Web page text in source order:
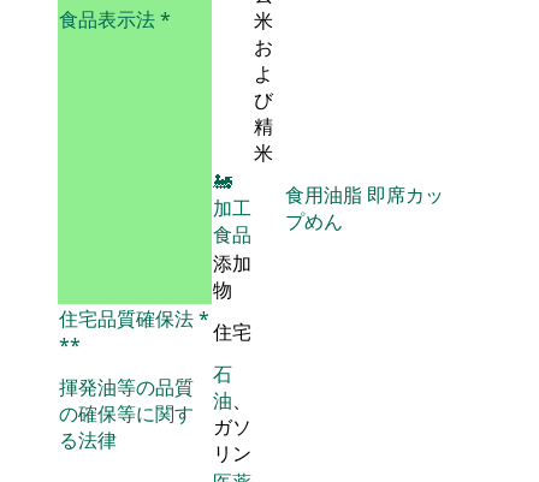
食品表示法*
米
お
よ
び
精
米
🚂
加工
食品
食用油脂 即席カッ
プめん
添加
物
住宅品質確保法*
**
住宅
揮発油等の品質
の確保等に関す
る法律
石
油、
ガソ
リン